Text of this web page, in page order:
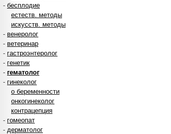
- бесплодие
естеств. методы
искусств. методы
- венеролог
- ветеринар
- гастроэнтеролог
- генетик
- гематолог
- гинеколог
о беременности
онкогинеколог
контрацепция
- гомеопат
- дерматолог